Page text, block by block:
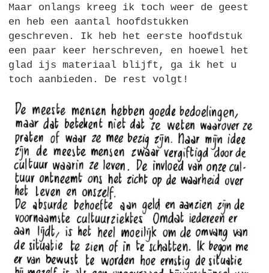
Maar onlangs kreeg ik toch weer de geest
en heb een aantal hoofdstukken
geschreven. Ik heb het eerste hoofdstuk
een paar keer herschreven, en hoewel het
glad ijs materiaal blijft, ga ik het u
toch aanbieden. De rest volgt!